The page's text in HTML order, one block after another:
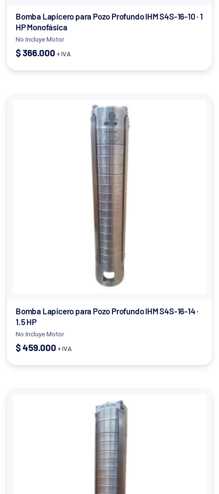
Bomba Lapicero para Pozo Profundo IHM S4S-16-10 · 1
HP Monofásica
No Incluye Motor
$366.000 + IVA
Bomba Lapicero para Pozo Profundo IHM S4S-16-14 ·
1.5 HP
No Incluye Motor
$459.000 + IVA